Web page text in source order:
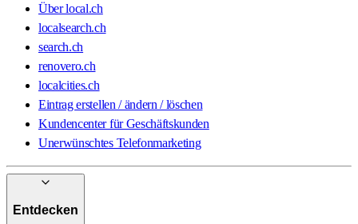
Über local.ch
localsearch.ch
search.ch
renovero.ch
localcities.ch
Eintrag erstellen / ändern / löschen
Kundencenter für Geschäftskunden
Unerwünschtes Telefonmarketing
Entdecken